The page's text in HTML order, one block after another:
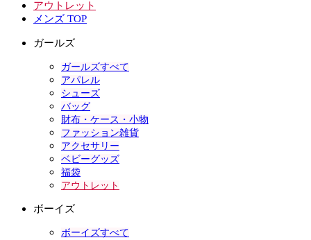
アウトレット
メンズ TOP
ガールズ
ガールズすべて
アパレル
シューズ
バッグ
財布・ケース・小物
ファッション雑貨
アクセサリー
ベビーグッズ
福袋
アウトレット
ボーイズ
ボーイズすべて